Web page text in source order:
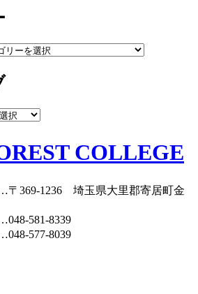
COLLEGE
369-1236 埼玉県大里郡寄居町金
048-581-8339
577-8039